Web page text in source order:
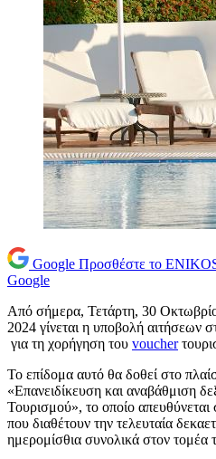
Google Προσθέστε το
Google
Από σήμερα, Τετάρτη, 30
2024 γίνεται η υποβολή αιτήσεων
για τη χορήγηση του voucher
Το επίδομα αυτό θα δοθεί στο
«Επανειδίκευση και αναβάθμιση
Τουρισμού», το οποίο
που διαθέτουν την τελευταία
ημερομίσθια συνολικά στον τομέα